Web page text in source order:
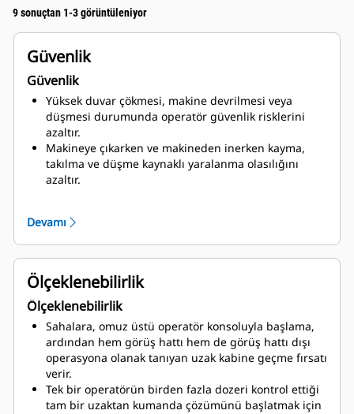
9 sonuçtan 1-3 görüntüleniyor
Güvenlik
Güvenlik
Yüksek duvar çökmesi, makine devrilmesi veya
düşmesi durumunda operatör güvenlik risklerini
azaltır.
Makineye çıkarken ve makineden inerken kayma,
takılma ve düşme kaynaklı yaralanma olasılığını
azaltır.
Konsol ile makine arasında bir iletişim kaybı tespit
edildiğinde veya operatör konsolu, operatörün
düştüğüne işaret edecek şekilde fazla eğildiğinde
makinenin kapatılmasını etkinleştirir.
Kaçınma bölgesi ihlal edildiğinde makinenin
hareketini durdurur; durma, park freninin
uygulanmasına ve kilitlemenin uygulanmasına
neden olur.
Devamı
Ölçeklenebilirlik
Ölçeklenebilirlik
Sahalara, omuz üstü operatör konsoluyla başlama,
ardından hem görüş hattı hem de görüş hattı dışı
operasyona olanak tanıyan uzak kabine geçme fırsatı
verir.
Tek bir operatörün birden fazla dozeri kontrol ettiği
tam bir uzaktan kumanda çözümünü başlatmak için